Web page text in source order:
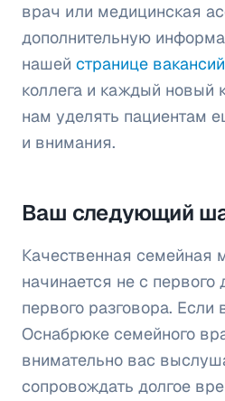
врач или медицинская
дополнительную
нашей странице вакансий
коллега и каждый новый
нам уделять пациентам
и внимания.
Ваш следующий
Качественная семейная
начинается не с первого
первого разговора. Если
Оснабрюке семейного
внимательно вас
сопровождать долгое